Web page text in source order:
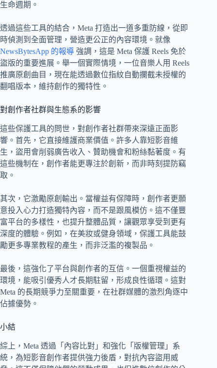
生命週期。
透過這些工具的結合，Meta 打造出一道多重防線，從即
時偵測到全面管理，營造更公正的內容環境。就像
NewsBytesApp 的報導 強調，這是 Meta 保護 Reels 免於
盜版的重要進展。舉一個實際情境，一位音樂人用 Reels
推廣原創曲目，現在能透過數位指紋自動攔截未授權的
翻唱版本，維持創作的獨特性。
對創作者社群與生態系的影響
這些保護工具的問世，對創作者社群帶來深遠正面影
響。首先，它直接維護商業價值。許多人靠短影音維
生，盜用會削弱廣告收入、贊助機會和粉絲黏著度。有
這些機制在，創作者能更專注於創新，而非時刻提防竊
取。
其次，它激勵原創輸出。當權益有保障時，創作者更願
意投入心力打造獨特內容，而不是跟風模仿。這不僅豐
富平台的多樣性，也提升整體品質，讓觀眾享受到更有
深度的體驗。例如，在美妝或健身領域，保護工具能鼓
勵更多專業教程的產生，而非泛濫的複製品。
最後，這強化了平台與創作者的互信。一個重視權益的
環境，能吸引優秀人才長期駐留，形成良性循環。這對
Meta 的長期競爭力至關重要，在社群媒體的激烈角逐中
佔據優勢。
小結
綜上，Meta 透過「內容比對」和強化「版權管理」系
統，為短影音創作者提供強力後盾，對抗內容盜用威